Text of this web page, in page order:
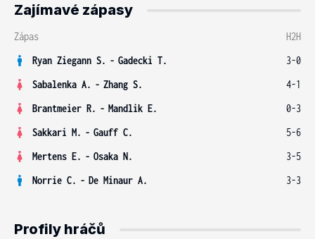
Zajímavé zápasy
Zápas
H2H
Ryan Ziegann S. - Gadecki T.
3-0
Sabalenka A. - Zhang S.
4-1
Brantmeier R. - Mandlik E.
0-3
Sakkari M. - Gauff C.
5-6
Mertens E. - Osaka N.
3-5
Norrie C. - De Minaur A. 3-3
Profily hráčů